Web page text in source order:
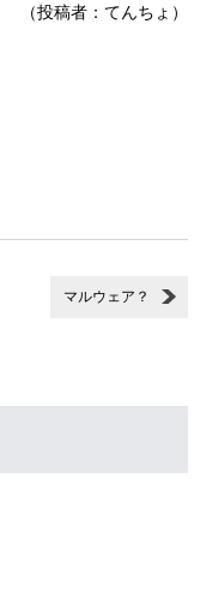
（投稿者：てんちょ）
マルウェア？